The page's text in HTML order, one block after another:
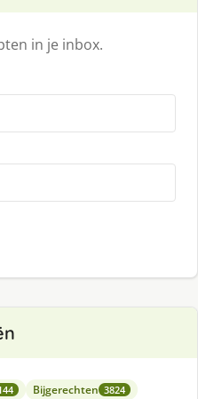
in je inbox.
Bijgerechten 3824